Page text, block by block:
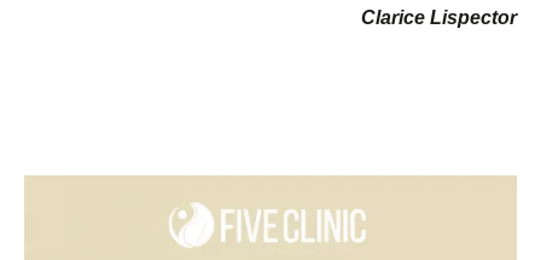
Clarice Lispector